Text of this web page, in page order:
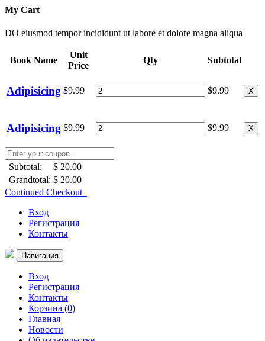
My Cart
DO eiusmod tempor incididunt ut labore et dolore magna aliqua
Book Name
Unit
Price
Qty Subtotal
Adipisicing $9.99 $9.99 X
Adipisicing $9.99 $9.99 X
Subtotal:
$ 20.00
Grandtotal: $ 20.00
Continued Checkout
Вход
Регистрация
Контакты
Навигация
Вход
Регистрация
Контакты
Корзина (0)
Главная
Новости